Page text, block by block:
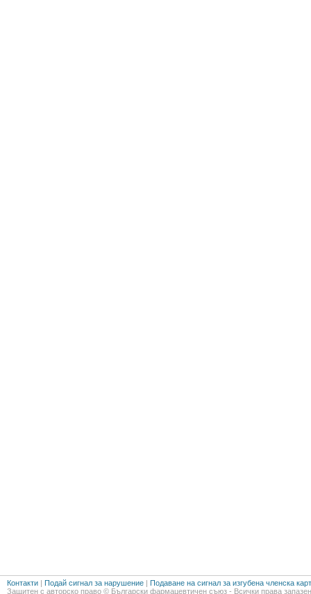
Контакти | Подай сигнал за нарушение | Подаване на сигнал за изгубена членска
Защитен с авторско право © Български фармацевтичен съюз - Всички права